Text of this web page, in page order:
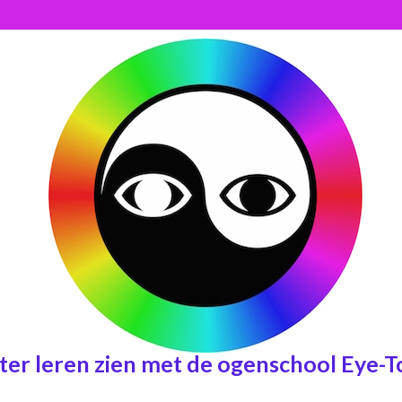
leren zien met de ogenschool Eye-